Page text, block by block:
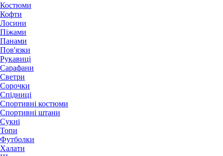
Костюми
Кофти
Лосини
Піжами
Панами
Пов'язки
Рукавиці
Сарафани
Светри
Сорочки
Спідниці
Спортивні костюми
Спортивні штани
Сукні
Топи
Футболки
Халати